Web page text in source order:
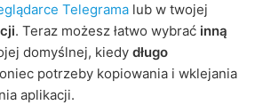
Telegrama lub w twojej
. Teraz możesz łatwo wybrać inną
domyślnej, kiedy długo
potrzeby kopiowania i wklejania
aplikacji.